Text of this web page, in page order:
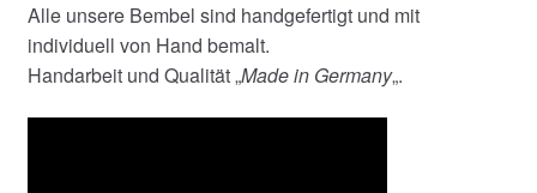
Alle unsere Bembel sind handgefertigt und mit
individuell von Hand bemalt.
Handarbeit und Qualität „Made in Germany„.